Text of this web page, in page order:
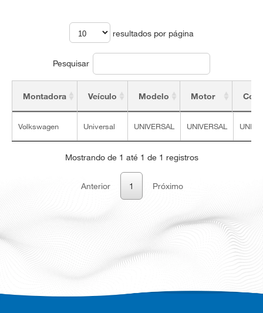
resultados por página
Pesquisar
Montadora Veículo Modelo Motor
Volkswagen Universal UNIVERSAL UNIVERSAL
Mostrando de 1 até 1 de 1 registros
Anterior 1 Próximo